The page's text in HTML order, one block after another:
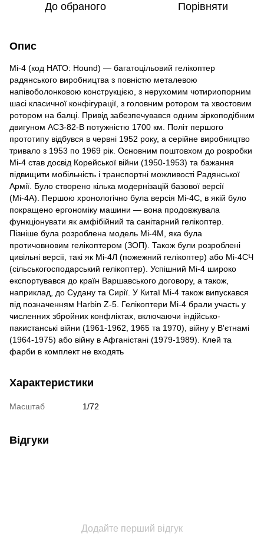
До обраного Порівняти
Опис
Мі-4 (код НАТО: Hound) — багатоцільовий гелікоптер
радянського виробництва з повністю металевою
напівоболонковою конструкцією, з нерухомим чотириопорним
шасі класичної конфігурації, з головним ротором та хвостовим
ротором на балці. Привід забезпечувався одним зіркоподібним
двигуном АСЗ-82-В потужністю 1700 км. Політ першого
прототипу відбувся в червні 1952 року, а серійне виробництво
тривало з 1953 по 1969 рік. Основним поштовхом до розробки
Мі-4 став досвід Корейської війни (1950-1953) та бажання
підвищити мобільність і транспортні можливості Радянської
Армії. Було створено кілька модернізацій базової версії
(Мі-4А). Першою хронологічно була версія Мі-4С, в якій було
покращено ергономіку машини — вона продовжувала
функціонувати як амфібійний та санітарний гелікоптер.
Пізніше була розроблена модель Мі-4М, яка була
протичовновим гелікоптером (ЗОП). Також були розроблені
цивільні версії, такі як Мі-4Л (пожежний гелікоптер) або Мі-4СЧ
(сільськогосподарський гелікоптер). Успішний Мі-4 широко
експортувався до країн Варшавського договору, а також,
наприклад, до Судану та Сирії. У Китаї Мі-4 також випускався
під позначенням Harbin Z-5. Гелікоптери Мі-4 брали участь у
численних збройних конфліктах, включаючи індійсько-
пакистанські війни (1961-1962, 1965 та 1970), війну у В'єтнамі
(1964-1975) або війну в Афганістані (1979-1989). Клей та
фарби в комплект не входять
Характеристики
Масштаб 1/72
Відгуки
Додайте перший відгук